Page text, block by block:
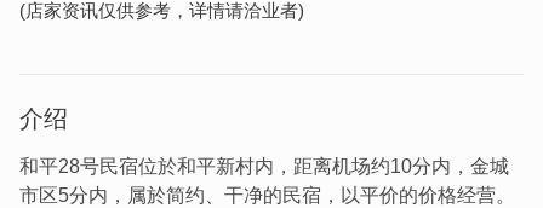
(店家资讯仅供参考，详情请洽业者)
介绍
和平28号民宿位於和平新村内，距离机场约10分内，金城
市区5分内，属於简约、干净的民宿，以平价的价格经营。